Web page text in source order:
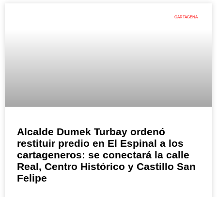
CARTAGENA
Alcalde Dumek Turbay ordenó
restituir predio en El Espinal a los
cartageneros: se conectará la calle
Real, Centro Histórico y Castillo San
Felipe